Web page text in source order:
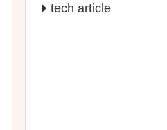
tech article